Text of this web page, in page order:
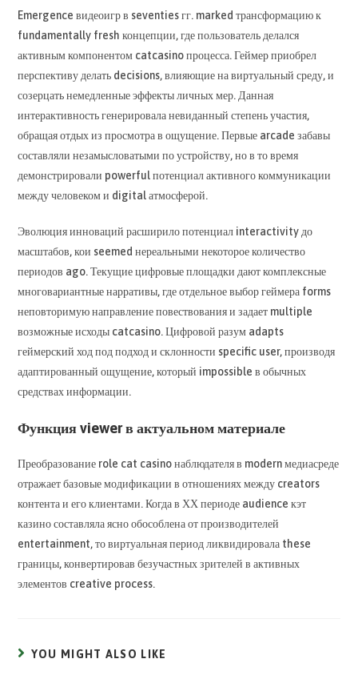
Emergence видеоигр в seventies гг. marked трансформацию к
fundamentally fresh концепции, где пользователь делался
активным компонентом catcasino процесса. Геймер приобрел
перспективу делать decisions, влияющие на виртуальный среду, и
созерцать немедленные эффекты личных мер. Данная
интерактивность генерировала невиданный степень участия,
обращая отдых из просмотра в ощущение. Первые arcade забавы
составляли незамысловатыми по устройству, но в то время
демонстрировали powerful потенциал активного коммуникации
между человеком и digital атмосферой.
Эволюция инноваций расширило потенциал interactivity до
масштабов, кои seemed нереальными некоторое количество
периодов ago. Текущие цифровые площадки дают комплексные
многовариантные нарративы, где отдельное выбор геймера forms
неповторимую направление повествования и задает multiple
возможные исходы catcasino. Цифровой разум adapts
геймерский ход под подход и склонности specific user, производя
адаптированный ощущение, который impossible в обычных
средствах информации.
Функция viewer в актуальном материале
Преобразование role cat casino наблюдателя в modern медиасреде
отражает базовые модификации в отношениях между creators
контента и его клиентами. Когда в ХХ периоде audience кэт
казино составляла ясно обособлена от производителей
entertainment, то виртуальная период ликвидировала these
границы, конвертировав безучастных зрителей в активных
элементов creative process.
YOU MIGHT ALSO LIKE